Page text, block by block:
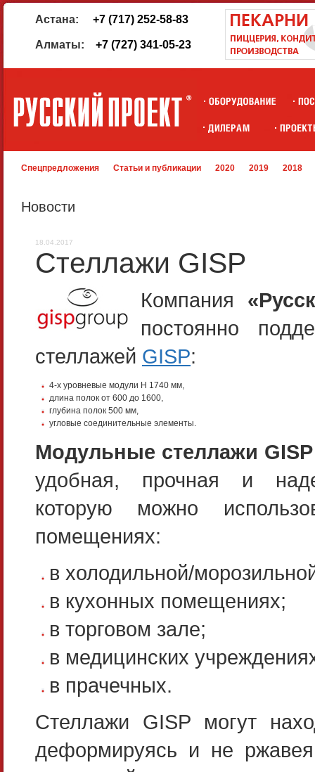
Астана: +7 (717) 252-58-83
Алматы: +7 (727) 341-05-23
Спецпредложения Статьи и публикации 2020 2019 2018
Новости
18.04.2017
Стеллажи GISP
Компания
постоянно
стеллажей GISP:
4-х уровневые модули Н 1740 мм,
длина полок от 600 до 1600,
глубина полок 500 мм,
угловые соединительные элементы.
Модульные стеллажи GISP
удобная, прочная и
которую можно
помещениях:
в холодильной/
в кухонных помещениях;
в торговом зале;
в медицинских
в прачечных.
Стеллажи GISP могут
деформируясь и не